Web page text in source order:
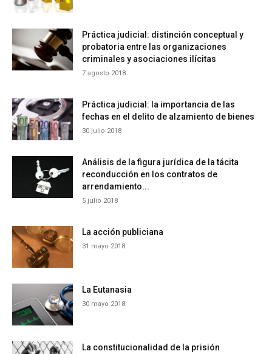
Práctica judicial: distinción conceptual y
probatoria entre las organizaciones
criminales y asociaciones ilícitas
7 agosto 2018
Práctica judicial: la importancia de las
fechas en el delito de alzamiento de bienes
30 julio 2018
Análisis de la figura jurídica de la tácita
reconducción en los contratos de
arrendamiento...
5 julio 2018
La acción publiciana
31 mayo 2018
La Eutanasia
30 mayo 2018
La constitucionalidad de la prisión